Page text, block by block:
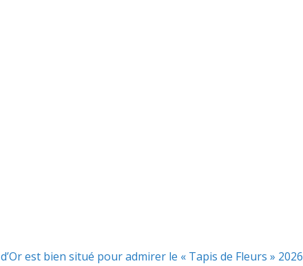
est bien situé pour admirer le « Tapis de Fleurs » 2026